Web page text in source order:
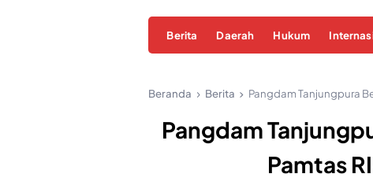
Berita Daerah Hukum
Beranda Berita Pangdam Tanjungpura
Pangdam
Pamtas